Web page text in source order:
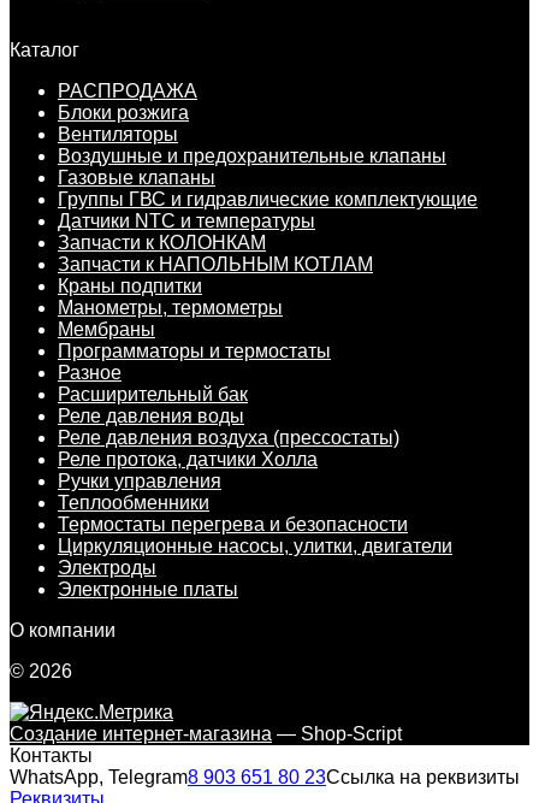
Каталог
РАСПРОДАЖА
Блоки розжига
Вентиляторы
Воздушные и предохранительные клапаны
Газовые клапаны
Группы ГВС и гидравлические комплектующие
Датчики NTC и температуры
Запчасти к КОЛОНКАМ
Запчасти к НАПОЛЬНЫМ КОТЛАМ
Краны подпитки
Манометры, термометры
Мембраны
Программаторы и термостаты
Разное
Расширительный бак
Реле давления воды
Реле давления воздуха (прессостаты)
Реле протока, датчики Холла
Ручки управления
Теплообменники
Термостаты перегрева и безопасности
Циркуляционные насосы, улитки, двигатели
Электроды
Электронные платы
О компании
© 2026
Создание интернет-магазина — Shop-Script
Контакты
WhatsApp, Telegram8 903 651 80 23Ссылка на реквизиты
Реквизиты